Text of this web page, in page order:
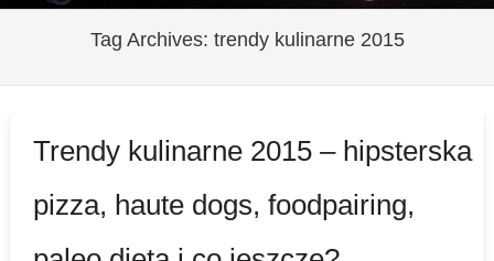
Tag Archives: trendy kulinarne 2015
Trendy kulinarne 2015 – hipsterska
pizza, haute dogs, foodpairing,